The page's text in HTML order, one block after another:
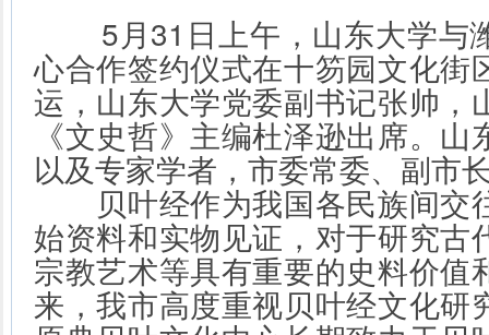
5月31日上午，山东大学与
心合作签约仪式在十笏园文化街
运，山东大学党委副书记张帅，
《文史哲》主编杜泽逊出席。
以及专家学者，市委常委、副市
贝叶经作为我国各民族间交
始资料和实物见证，对于研究古
宗教艺术等具有重要的史料价值
来，我市高度重视贝叶经文化研